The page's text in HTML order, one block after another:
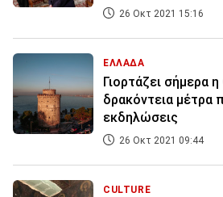
26 Οκτ 2021 15:16
ΕΛΛΑΔΑ
Γιορτάζει σήμερα
δρακόντεια μέτρα
εκδηλώσεις
26 Οκτ 2021 09:44
CULTURE